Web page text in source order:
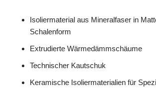
Isoliermaterial aus Mineralfaser in
Schalenform
Extrudierte Wärmedämmschäume
Technischer Kautschuk
Keramische Isoliermaterialien für